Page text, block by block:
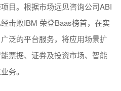
目。根据市场远见咨询公司ABI
击败IBM 荣登Baas榜首，在实
泛的平台服务，将应用场景扩
票据、证券及投资市场、智能
务。